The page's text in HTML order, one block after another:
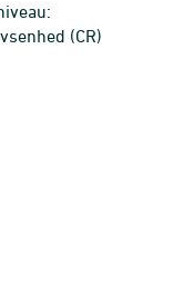
(CR)